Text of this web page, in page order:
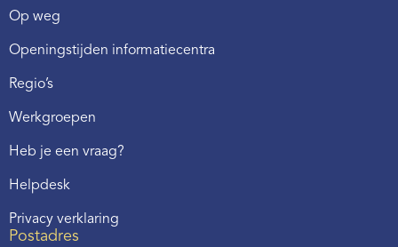
Op weg
Openingstijden informatiecentra
Regio’s
Werkgroepen
Heb je een vraag?
Helpdesk
Privacy verklaring
Postadres